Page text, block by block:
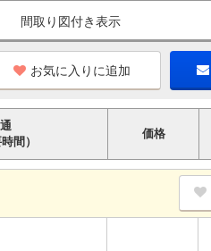
間取り図付き表示
お気に入りに追加
間）
価格